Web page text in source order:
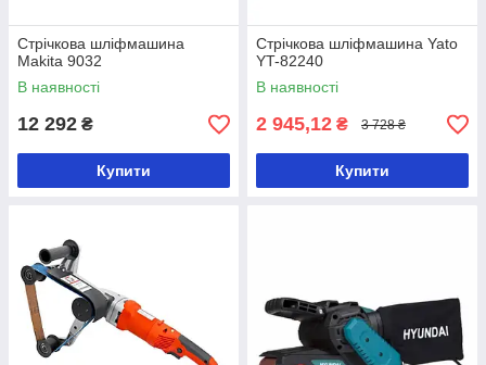
Стрічкова шліфмашина
Makita 9032
В наявності
12 292 ₴
Купити
Стрічкова шліфмашина Yato
YT-82240
В наявності
2 945,12 ₴ 3 728 ₴
Купити